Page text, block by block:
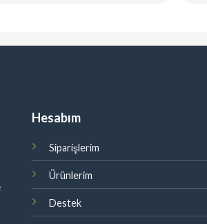
Hesabım
Siparişlerim
Ürünlerim
Destek